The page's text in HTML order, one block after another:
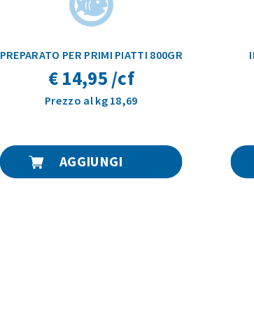
PREPARATO PER PRIMI PIATTI 800GR
€ 14,95 /cf
Prezzo al kg 18,69
AGGIUNGI